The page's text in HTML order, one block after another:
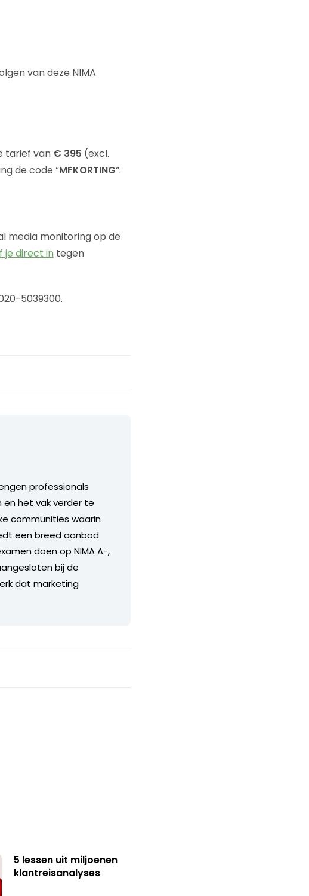
van deze NIMA
tarief van € 395 (excl.
de code “MFKORTING“.
media monitoring op de
je direct in tegen
5039300.
professionals
het vak verder te
communities waarin
een breed aanbod
doen op NIMA A-,
bij de
dat marketing
5 lessen uit miljoenen
klantreisanalyses